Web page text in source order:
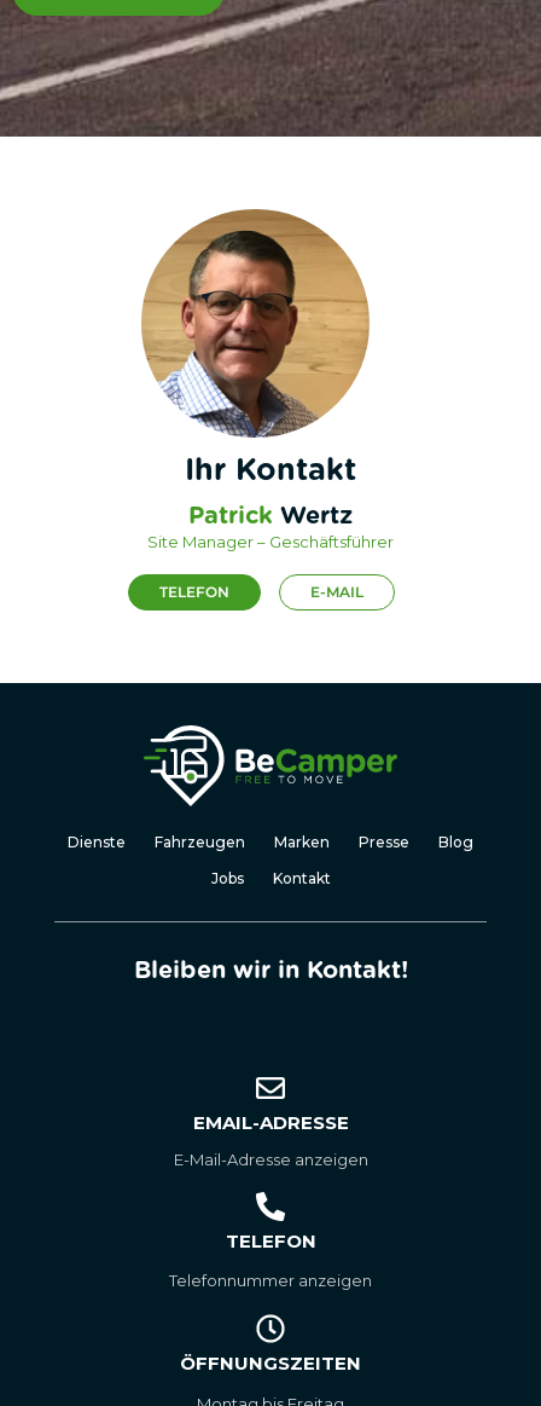
Ihr Kontakt
Patrick Wertz
Site Manager – Geschäftsführer
TELEFON E-MAIL
Dienste Fahrzeugen Marken Presse
Blog
Jobs
Kontakt
Bleiben wir in Kontakt!
EMAIL-ADRESSE
E-Mail-Adresse anzeigen
TELEFON
Telefonnummer anzeigen
ÖFFNUNGSZEITEN